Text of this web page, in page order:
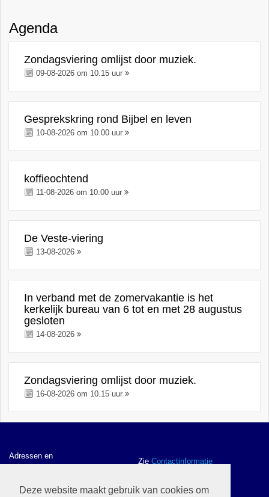
Deze website maakt gebruik van cookies om
Agenda
Zondagsviering omlijst door muziek.
09-08-2026 om 10.15 uur
Gesprekskring rond Bijbel en leven
10-08-2026 om 10.00 uur
koffieochtend
11-08-2026 om 10.00 uur
De Veste-viering
13-08-2026
In verband met de zomervakantie is het
kerkelijk bureau van 6 tot en met 28 augustus
gesloten
14-08-2026
Zondagsviering omlijst door muziek.
16-08-2026 om 10.15 uur
Adressen en
contactgegevens
Zie Contactinformatie